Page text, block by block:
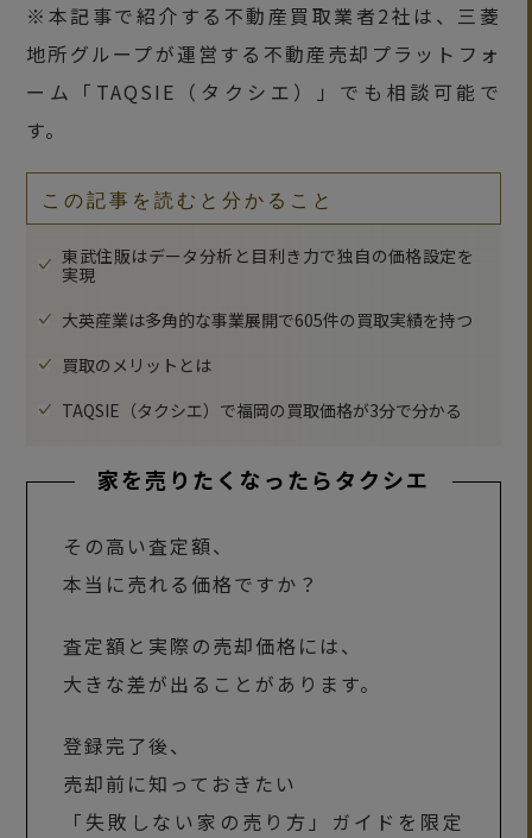
※本記事で紹介する不動産買取業者2社は、三菱
地所グループが運営する不動産売却プラットフォ
ーム「TAQSIE（タクシエ）」でも相談可能で
す。
この記事を読むと分かること
東武住販はデータ分析と目利き力で独自の価格設定を
実現
大英産業は多角的な事業展開で605件の買取実績を持つ
買取のメリットとは
TAQSIE（タクシエ）で福岡の買取価格が3分で分かる
家を売りたくなったらタクシエ
その高い査定額、
本当に売れる価格ですか？
査定額と実際の売却価格には、
大きな差が出ることがあります。
登録完了後、
売却前に知っておきたい
「失敗しない家の売り方」ガイドを限定